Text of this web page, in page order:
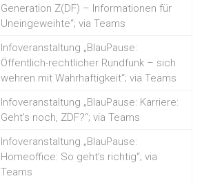
Generation Z(DF) – Informationen für
Uneingeweihte“; via Teams
Infoveranstaltung „BlauPause:
Öffentlich-rechtlicher Rundfunk – sich
wehren mit Wahrhaftigkeit“; via Teams
Infoveranstaltung „BlauPause: Karriere:
Geht’s noch, ZDF?“; via Teams
Infoveranstaltung „BlauPause:
Homeoffice: So geht’s richtig“; via
Teams